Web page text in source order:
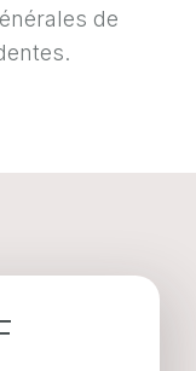
de